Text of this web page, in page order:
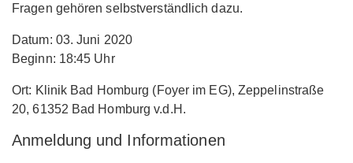
Fragen gehören selbstverständlich dazu.
Datum: 03. Juni 2020
Beginn: 18:45 Uhr
Ort: Klinik Bad Homburg (Foyer im EG), Zeppelinstraße
20, 61352 Bad Homburg v.d.H.
Anmeldung und Informationen